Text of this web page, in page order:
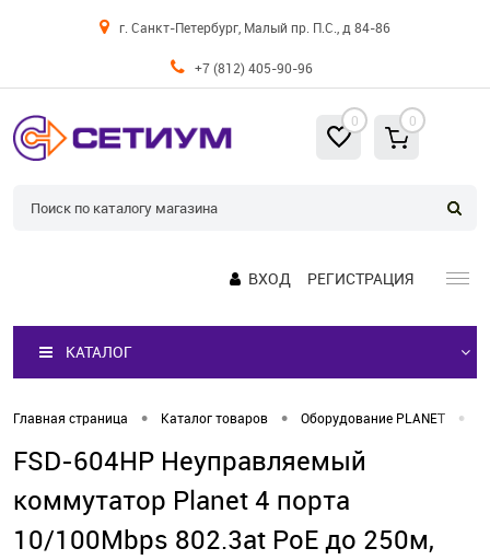
г. Санкт-Петербург, Малый пр. П.С., д 84-86
+7 (812) 405-90-96
0 0
ВХОД РЕГИСТРАЦИЯ
КАТАЛОГ
Главная страница • Каталог товаров • Оборудование PLANET •
FSD-604HP Неуправляемый
коммутатор Planet 4 порта
10/100Mbps 802.3at РоЕ до 250м,